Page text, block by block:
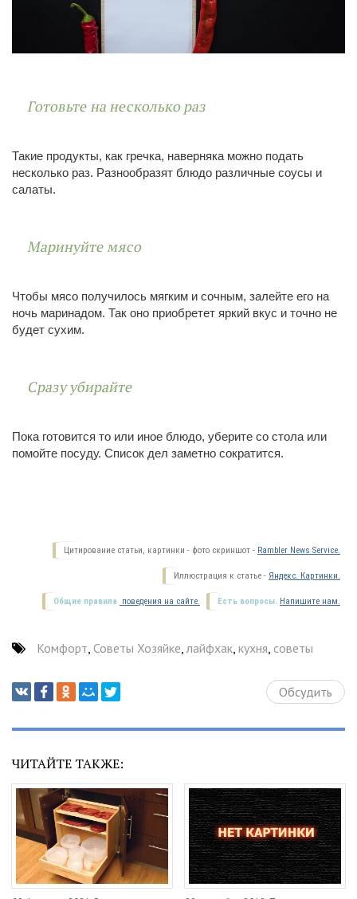
Готовьте на несколько раз
Такие продукты, как гречка, наверняка можно подать
несколько раз. Разнообразят блюдо различные соусы и
салаты.
Маринуйте мясо
Чтобы мясо получилось мягким и сочным, залейте его на
ночь маринадом. Так оно приобретет яркий вкус и точно не
будет сухим.
Сразу убирайте
Пока готовится то или иное блюдо, уберите со стола или
помойте посуду. Список дел заметно сократится.
Цитирование статьи, картинки - фото скриншот - Rambler News Service.
Иллюстрация к статье - Яндекс. Картинки.
Есть вопросы. Напишите нам.
Общие правила поведения на сайте.
Комфорт Советы Хозяйке лайфхак кухня советы
Обсудить
ЧИТАЙТЕ ТАКЖЕ: